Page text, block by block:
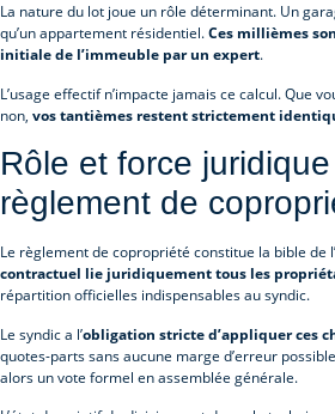
La nature du lot joue un rôle déterminant. Un
qu’un appartement résidentiel.Ces millièmes
initiale de l’immeuble par un expert.
L’usage effectif n’impacte jamais ce calcul. Que
non, vos tantièmes restent strictement
Rôle et force
règlement de
Le règlement de copropriété constitue la bible de
contractuel lie juridiquement tous les
répartition officielles indispensables au syndic.
Le syndic a l’obligation stricte d’appliquer ces
quotes-parts sans aucune marge d’erreur
alors un vote formel en assemblée générale.